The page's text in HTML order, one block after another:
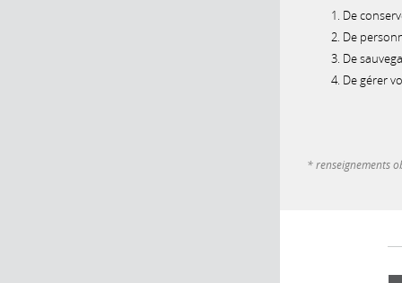
De
De
De
De gérer
* renseignements